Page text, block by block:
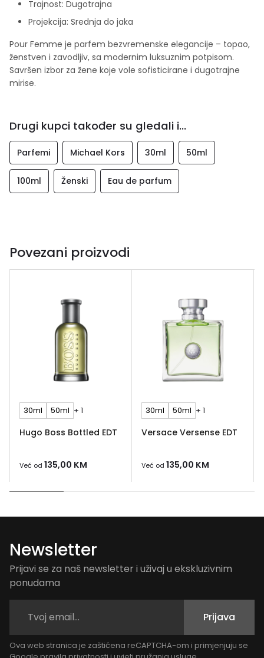
Trajnost: Dugotrajna
Projekcija: Srednja do jaka
Pour Femme je parfem bezvremenske elegancije – topao,
ženstven i zavodljiv, sa modernim luksuznim potpisom.
Savršen izbor za žene koje vole sofisticirane i dugotrajne
mirise.
Drugi kupci također su gledali i...
Parfemi Michael Kors 30ml 50ml
100ml Ženski Eau de parfum
Povezani proizvodi
30ml 50ml + 1
Hugo Boss Bottled EDT
Već od 135,00 KM
30ml 50ml + 1
Versace Versense EDT
Već od 135,00 KM
Newsletter
Prijavi se za naš newsletter i uživaj u ekskluzivnim
ponudama
Prijava
Ova web stranica je zaštićena reCAPTCHA-om i primjenjuju se